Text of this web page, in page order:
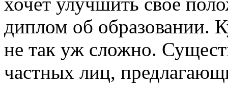
диплом об образовании.
не так уж сложно.
частных лиц,